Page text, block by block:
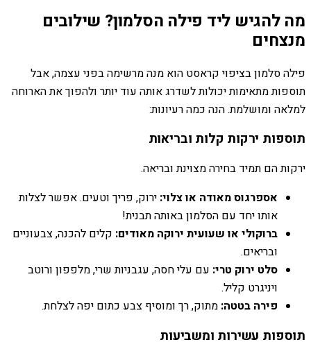
מה להגיש ליד פילה הסלמון? שילובים
מנצחים
פילה סלמון בציפוי קראסט הוא מנה מרשימה בפני עצמה, אבל
תוספות מתאימות יכולות לשדרג אותה עוד יותר ולהפוך את הארוחה
למלאה ומושלמת. הנה כמה רעיונות:
תוספות ירקות קלות ובריאות
ירקות הם תמיד בחירה מצוינת ובריאה.
אספרגוס מאודה או צלוי: ירוק, פריך וטעים. אפשר לצלות
אותו יחד עם הסלמון באותה תבנית!
ברוקולי או שעועית ירוקה מאודים: קלים להכנה, צבעוניים
ובריאים.
סלט ירוק טרי: עם עלי חסה, עגבניות שרי, מלפפון ורוטב
ויניגרט קליל.
פירה בטטה: מתוק, רך ומוסיף צבע כתום יפה לצלחת.
תוספות עשירות ומשביעות